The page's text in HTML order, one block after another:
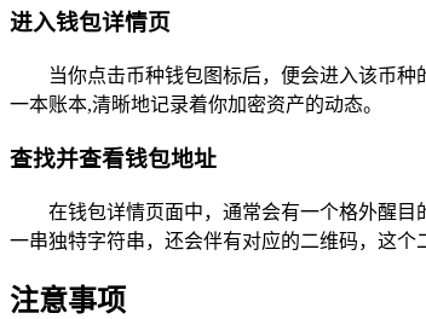
进入钱包详情页
当你点击币种钱包图标后，便会进入该币
一本账本,清晰地记录着你加密资产的动态。
查找并查看钱包地址
在钱包详情页面中，通常会有一个格外醒目
一串独特字符串，还会伴有对应的二维码，这个
注意事项